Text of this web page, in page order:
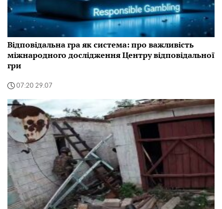
Відповідальна гра як система: про важливість
міжнародного дослідження Центру відповідальної
гри
07:20 29.07